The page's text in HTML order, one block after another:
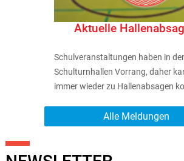
Aktuelle
Schulveranstaltungen haben in
Schulturnhallen Vorrang, daher
immer wieder zu Hallenabsagen
Alle Meldungen